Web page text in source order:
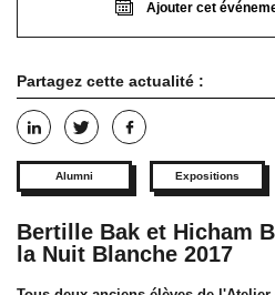
Ajouter cet
Partagez cette actualité :
Alumni Expositions
Bertille Bak et Hicham
la Nuit Blanche 2017